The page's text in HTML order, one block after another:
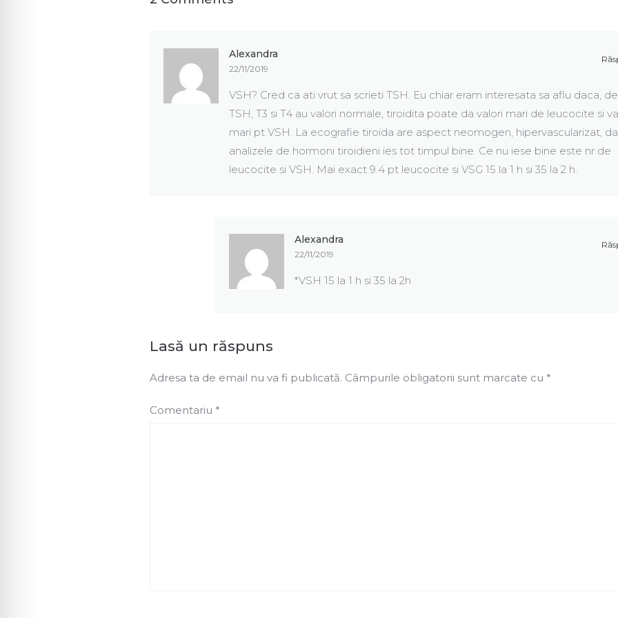
Alexandra
22/11/2019
VSH? Cred ca ati vrut sa scrieti TSH. Eu chiar eram interesata sa aflu daca,
TSH, T3 si T4 au valori normale, tiroidita poate da valori mari de leucocite si
mari pt VSH. La ecografie tiroida are aspect neomogen, hipervascularizat,
analizele de hormoni tiroidieni ies tot timpul bine. Ce nu iese bine este nr de
leucocite si VSH. Mai exact 9.4 pt leucocite si VSG 15 la 1 h si 35 la 2 h.
Alexandra
22/11/2019
*VSH 15 la 1 h si 35 la 2h
Lasă un răspuns
Adresa ta de email nu va fi publicată. Câmpurile obligatorii sunt marcate cu *
Comentariu *